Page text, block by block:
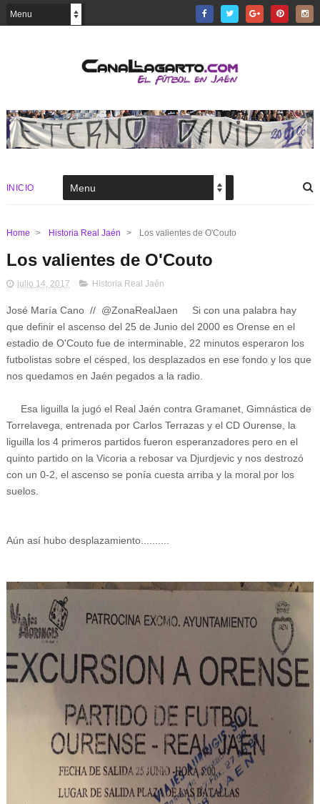
INICIO
Home > Historia Real Jaén > Los valientes de O'Couto
Los valientes de O'Couto
julio 14, 2017 Historia Real Jaén
José María Cano // @ZonaRealJaen Si con una palabra hay
que definir el ascenso del 25 de Junio del 2000 es Orense en el
estadio de O'Couto fue de interminable, 22 minutos esperaron los
futbolistas sobre el césped, los desplazados en ese fondo y los que
nos quedamos en Jaén pegados a la radio.
Esa liguilla la jugó el Real Jaén contra Gramanet, Gimnástica de
Torrelavega, entrenada por Carlos Terrazas y el CD Ourense, la
liguilla los 4 primeros partidos fueron esperanzadores pero en el
quinto partido on la Vicoria a rebosar va Djurdjevic y nos destrozó
con un 0-2, el ascenso se ponía cuesta arriba y la moral por los
suelos.
Aún así hubo desplazamiento..........